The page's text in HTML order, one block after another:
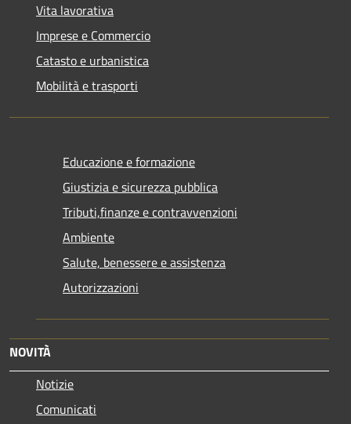
Vita lavorativa
Imprese e Commercio
Catasto e urbanistica
Mobilità e trasporti
Educazione e formazione
Giustizia e sicurezza pubblica
Tributi,finanze e contravvenzioni
Ambiente
Salute, benessere e assistenza
Autorizzazioni
NOVITÀ
Notizie
Comunicati